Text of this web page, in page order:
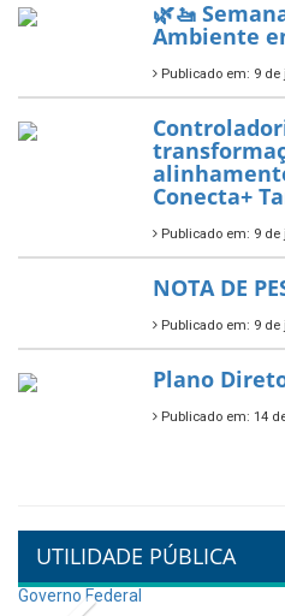
Prefeitura
novos
fortalecer a
município.
Publicado em: 10
Prefeitura
inscrições
Multicultural
🌳🌱
🌿🚤
Publicado em: 9
Conecta+